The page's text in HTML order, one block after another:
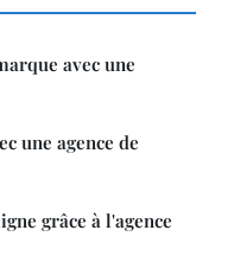
avec une
une agence de
grâce à l'agence